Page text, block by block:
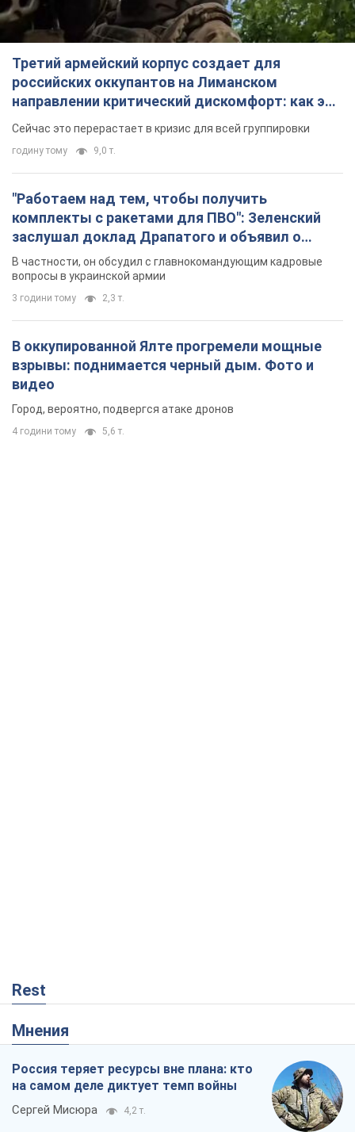
Третий армейский корпус создает для
российских оккупантов на Лиманском
направлении критический дискомфорт: как это
удалось
Сейчас это перерастает в кризис для всей группировки
годину тому 9,0 т.
"Работаем над тем, чтобы получить
комплекты с ракетами для ПВО": Зеленский
заслушал доклад Драпатого и объявил о
новых мерах
В частности, он обсудил с главнокомандующим кадровые
вопросы в украинской армии
3 години тому 2,3 т.
В оккупированной Ялте прогремели мощные
взрывы: поднимается черный дым. Фото и
видео
Город, вероятно, подвергся атаке дронов
4 години тому 5,6 т.
Rest
Мнения
Россия теряет ресурсы вне плана: кто
на самом деле диктует темп войны
Сергей Мисюра 4,2 т.